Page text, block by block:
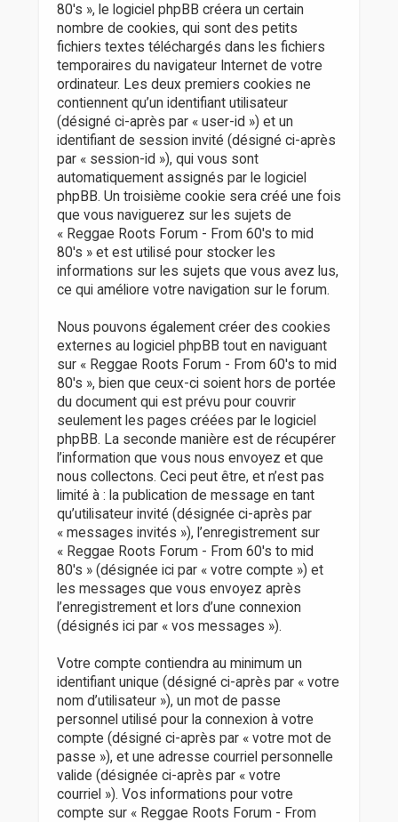
80's », le logiciel phpBB créera un certain
nombre de cookies, qui sont des petits
fichiers textes téléchargés dans les fichiers
temporaires du navigateur Internet de votre
ordinateur. Les deux premiers cookies ne
contiennent qu’un identifiant utilisateur
(désigné ci-après par « user-id ») et un
identifiant de session invité (désigné ci-après
par « session-id »), qui vous sont
automatiquement assignés par le logiciel
phpBB. Un troisième cookie sera créé une fois
que vous naviguerez sur les sujets de
« Reggae Roots Forum - From 60's to mid
80's » et est utilisé pour stocker les
informations sur les sujets que vous avez lus,
ce qui améliore votre navigation sur le forum.
Nous pouvons également créer des cookies
externes au logiciel phpBB tout en naviguant
sur « Reggae Roots Forum - From 60's to mid
80's », bien que ceux-ci soient hors de portée
du document qui est prévu pour couvrir
seulement les pages créées par le logiciel
phpBB. La seconde manière est de récupérer
l’information que vous nous envoyez et que
nous collectons. Ceci peut être, et n’est pas
limité à : la publication de message en tant
qu’utilisateur invité (désignée ci-après par
« messages invités »), l’enregistrement sur
« Reggae Roots Forum - From 60's to mid
80's » (désignée ici par « votre compte ») et
les messages que vous envoyez après
l’enregistrement et lors d’une connexion
(désignés ici par « vos messages »).
Votre compte contiendra au minimum un
identifiant unique (désigné ci-après par « votre
nom d’utilisateur »), un mot de passe
personnel utilisé pour la connexion à votre
compte (désigné ci-après par « votre mot de
passe »), et une adresse courriel personnelle
valide (désignée ci-après par « votre
courriel »). Vos informations pour votre
compte sur « Reggae Roots Forum - From